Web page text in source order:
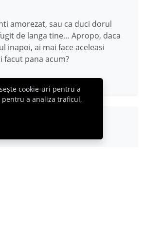
amorezat, sau ca duci dorul
de langa tine… Apropo, daca
inapoi, ai mai face aceleasi
facut pana acum?
cookie-uri pentru a
a analiza traficul,